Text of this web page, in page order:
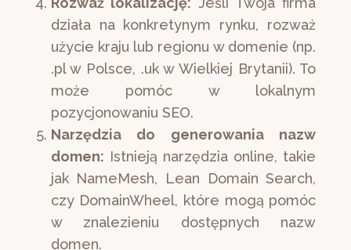
działa na konkretynym rynku, rozważ
użycie kraju lub regionu w domenie (np.
.pl w Polsce, .uk w Wielkiej Brytanii). To
może pomóc w lokalnym
pozycjonowaniu SEO.
Narzędzia do generowania nazw
domen: Istnieją narzędzia online, takie
jak NameMesh, Lean Domain Search,
czy DomainWheel, które mogą pomóc
w znalezieniu dostępnych nazw
domen.